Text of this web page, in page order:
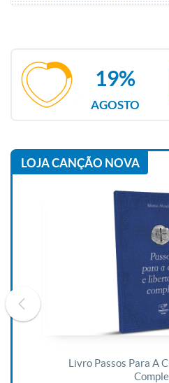
AGOSTO
19%
LOJA CANÇÃO NOVA
Livro Passos Para A